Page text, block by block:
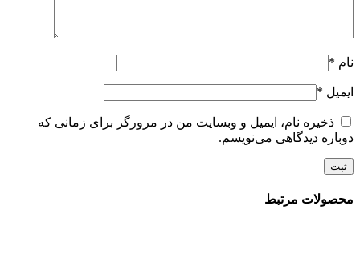
نام *
ایمیل *
ذخیره نام، ایمیل و وبسایت من در مرورگر برای زمانی که
دوباره دیدگاهی می‌نویسم.
محصولات مرتبط